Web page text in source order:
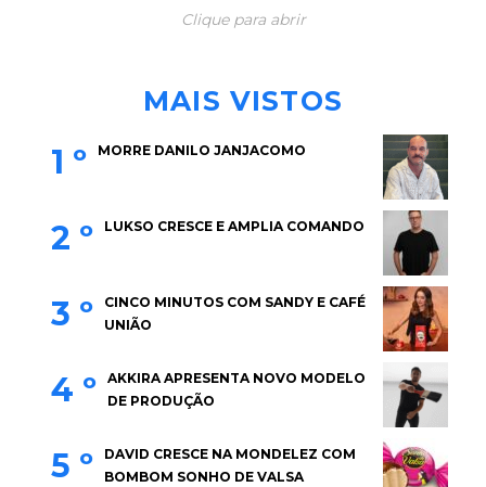
Clique para abrir
MAIS VISTOS
1 º MORRE DANILO JANJACOMO
2 º LUKSO CRESCE E AMPLIA COMANDO
3 º
CINCO MINUTOS COM SANDY E CAFÉ
UNIÃO
4 º
AKKIRA APRESENTA NOVO MODELO
DE PRODUÇÃO
5 º
DAVID CRESCE NA MONDELEZ COM
BOMBOM SONHO DE VALSA